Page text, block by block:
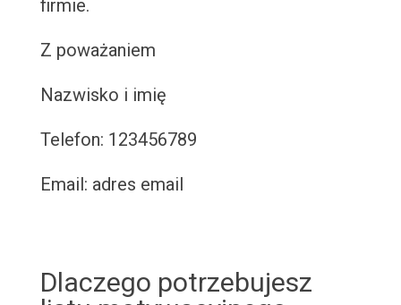
firmie.
Z poważaniem
Nazwisko i imię
Telefon: 123456789
Email: adres email
Dlaczego potrzebujesz